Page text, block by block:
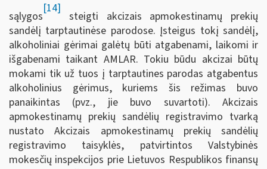
sąlygos
[14]
steigti akcizais apmokestinamų prekių
sandėlį tarptautinėse parodose. Įsteigus tokį sandėlį,
alkoholiniai gėrimai galėtų būti atgabenami, laikomi ir
išgabenami taikant AMLAR. Tokiu būdu akcizai būtų
mokami tik už tuos į tarptautines parodas atgabentus
alkoholinius gėrimus, kuriems šis režimas buvo
panaikintas (pvz., jie buvo suvartoti). Akcizais
apmokestinamų prekių sandėlių registravimo tvarką
nustato Akcizais apmokestinamų prekių sandėlių
registravimo taisyklės, patvirtintos Valstybinės
mokesčių inspekcijos prie Lietuvos Respublikos finansų